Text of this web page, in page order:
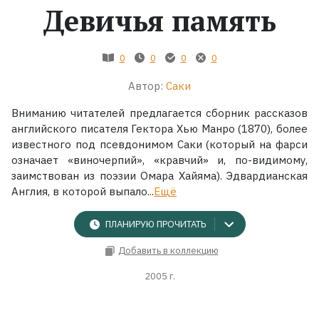
Экранизации
Девичья память
0 0 0 0
Автор: Саки
Вниманию читателей предлагается сборник рассказов
английского писателя Гектора Хью Манро (1870), более
известного под псевдонимом Саки (который на фарси
означает «виночерпий», «кравчий» и, по-видимому,
заимствован из поэзии Омара Хайяма). Эдвардианская
Англия, в которой выпало...Ещё
ПЛАНИРУЮ ПРОЧИТАТЬ
Добавить в коллекцию
2005 г.